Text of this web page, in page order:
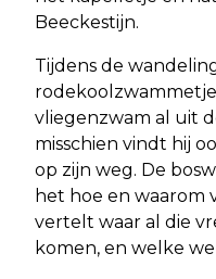
Beeckestijn.
Tijdens de
vliegenzwam al uit
misschien vindt hij
op zijn weg. De
het hoe en waarom
vertelt waar al die
komen, en welke